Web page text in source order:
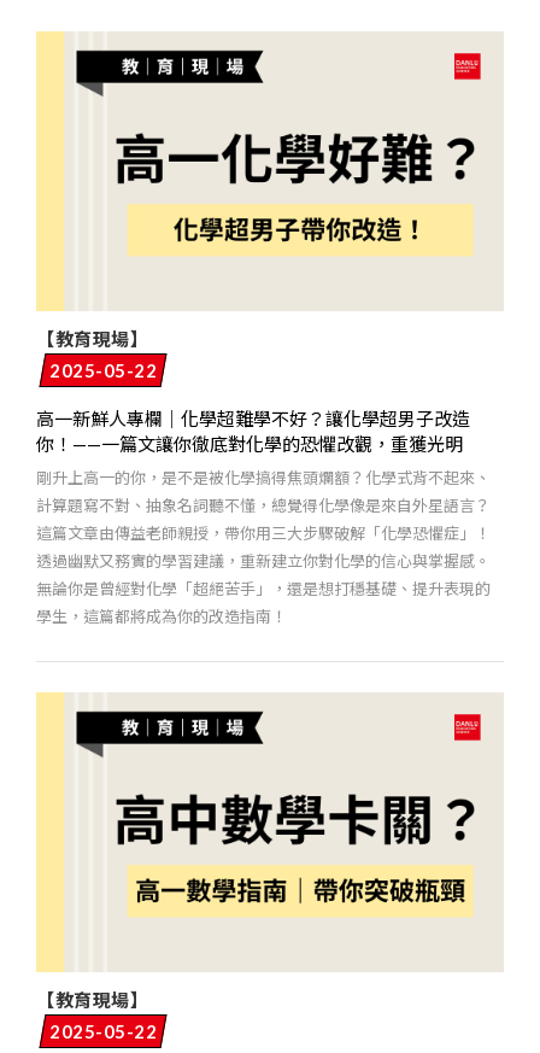
【教育現場】
2025-05-22
高一新鮮人專欄｜化學超難學不好？讓化學超男子改造
你！——一篇文讓你徹底對化學的恐懼改觀，重獲光明
剛升上高一的你，是不是被化學搞得焦頭爛額？化學式背不起來、
計算題寫不對、抽象名詞聽不懂，總覺得化學像是來自外星語言？
這篇文章由傳益老師親授，帶你用三大步驟破解「化學恐懼症」！
透過幽默又務實的學習建議，重新建立你對化學的信心與掌握感。
無論你是曾經對化學「超絕苦手」，還是想打穩基礎、提升表現的
學生，這篇都將成為你的改造指南！
【教育現場】
2025-05-22